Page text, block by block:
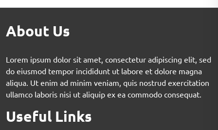
About Us
Lorem ipsum dolor sit amet, consectetur adipiscing elit, sed
do eiusmod tempor incididunt ut labore et dolore magna
aliqua. Ut enim ad minim veniam, quis nostrud exercitation
ullamco laboris nisi ut aliquip ex ea commodo consequat.
Useful Links